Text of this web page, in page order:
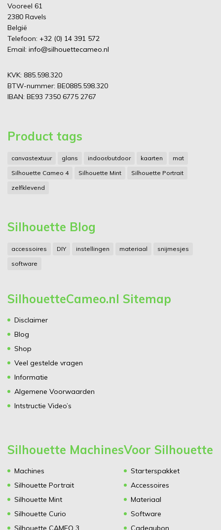
Vooreel 61
2380 Ravels
België
Telefoon: +32 (0) 14 391 572
Email: info@silhouettecameo.nl
KVK: 885.598.320
BTW-nummer: BE0885.598.320
IBAN: BE93 7350 6775 2767
Product tags
canvastextuur glans indoor/outdoor kaarten
mat
Silhouette Cameo 4
Silhouette Mint
Silhouette Portrait
zelfklevend
Silhouette Blog
accessoires DIY instellingen materiaal
snijmesjes
software
SilhouetteCameo.nl Sitemap
Disclaimer
Blog
Shop
Veel gestelde vragen
Informatie
Algemene Voorwaarden
Intstructie Video’s
Silhouette Machines
Machines
Silhouette Portrait
Silhouette Mint
Silhouette Curio
Silhouette CAMEO 3
Voor Silhouette
Starterspakket
Accessoires
Materiaal
Software
Cadeaubon